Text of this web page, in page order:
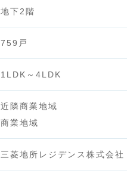
地下2階
759戸
1LDK～4LDK
近隣商業地域
商業地域
三菱地所レジデンス株式会